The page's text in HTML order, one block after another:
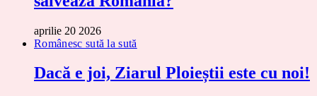
aprilie 20 2026
Românesc sută la sută
Dacă e joi, Ziarul Ploieștii este cu noi!